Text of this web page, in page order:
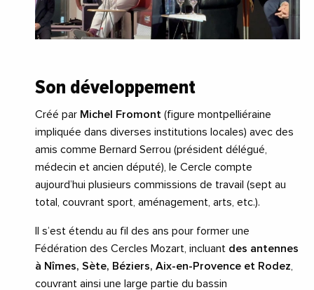
Son développement
Créé par Michel Fromont (figure montpelliéraine
impliquée dans diverses institutions locales) avec des
amis comme Bernard Serrou (président délégué,
médecin et ancien député), le Cercle compte
aujourd’hui plusieurs commissions de travail (sept au
total, couvrant sport, aménagement, arts, etc.).
Il s’est étendu au fil des ans pour former une
Fédération des Cercles Mozart, incluant des antennes
à Nîmes, Sète, Béziers, Aix-en-Provence et Rodez
couvrant ainsi une large partie du bassin